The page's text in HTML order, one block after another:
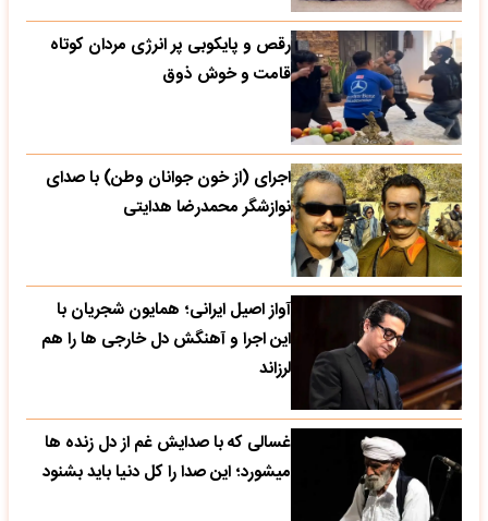
رقص و پایکوبی پر انرژی مردان کوتاه
قامت و خوش ذوق
اجرای (از خون جوانان وطن) با صدای
نوازشگر محمدرضا هدایتی
آواز اصیل ایرانی؛ همایون شجریان با
این اجرا و آهنگش دل خارجی ها را هم
لرزاند
غسالی که با صدایش غم از دل زنده ها
میشورد؛ این صدا را کل دنیا باید بشنود